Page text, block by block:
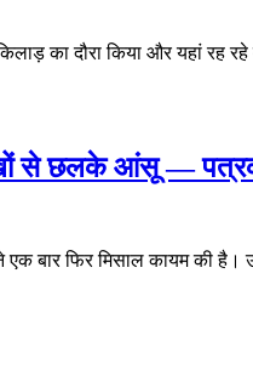
का दौरा किया और यहां रह
से छलके आंसू —
एक बार फिर मिसाल कायम की